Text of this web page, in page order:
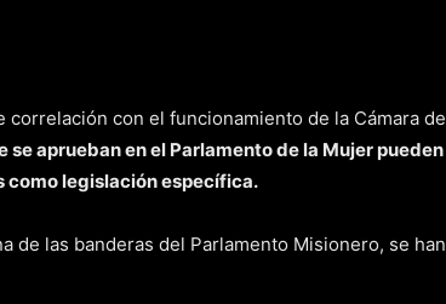
con el funcionamiento de la Cámara de
se aprueban en el Parlamento de la Mujer pueden
como legislación específica.
de las banderas del Parlamento Misionero, se han